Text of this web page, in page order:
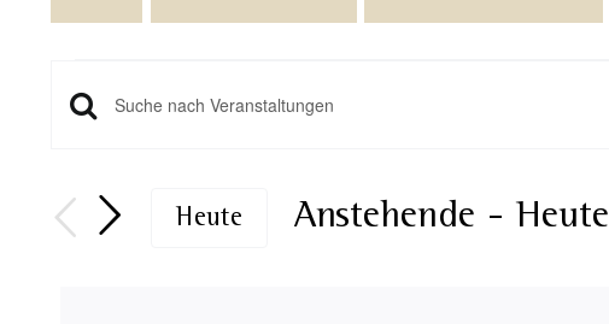
Veranstaltungen
Veranstaltungen
Such-
und
Geben
Das
Schlüsselwort.
Heute Anstehende - Heute